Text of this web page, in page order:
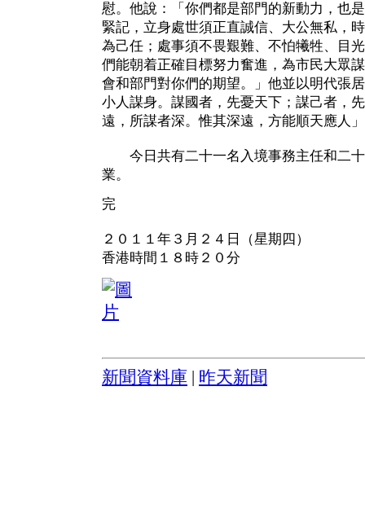
慰。他說：「你們都是部門的新動力，也
緊記，立身處世須正直誠信、大公無私，
為己任；處事須不畏艱難、不怕犧牲、目
們能朝着正確目標努力奮進，為市民大眾
會和部門對你們的期望。」他並以明代張
小人謀身。謀國者，先憂天下；謀己者，
遠，所謀者深。惟其深遠，方能順天應人
今日共有二十一名入境事務主任和二十
業。
完
２０１１年３月２４日（星期四）
香港時間１８時２０分
新聞資料庫 昨天新聞